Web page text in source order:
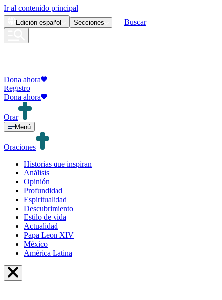
Ir al contenido principal
Edición español Secciones Buscar
Dona ahora
Registro
Dona ahora
Orar
Menú
Oraciones
Historias que inspiran
Análisis
Opinión
Profundidad
Espiritualidad
Descubrimiento
Estilo de vida
Actualidad
Papa Leon XIV
México
América Latina